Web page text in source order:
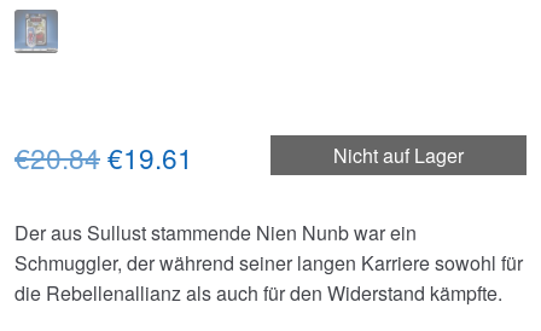
Nicht auf Lager
€20.84Ursprünglicher
war:
€20.84
€19.61
ist:
€19.61.
Der aus Sullust stammende Nien Nunb war ein
Schmuggler, der während seiner langen Karriere sowohl für
die Rebellenallianz als auch für den Widerstand kämpfte.